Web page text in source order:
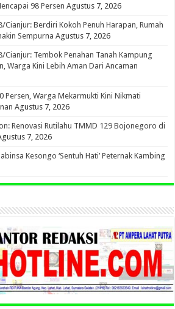
98 Persen Agustus 7, 2026
Cianjur: Berdiri Kokoh Penuh Harapan, Rumah
Sempurna Agustus 7, 2026
Cianjur: Tembok Penahan Tanah Kampung
Warga Kini Lebih Aman Dari Ancaman
Persen, Warga Mekarmukti Kini Nikmati
Agustus 7, 2026
Renovasi Rutilahu TMMD 129 Bojonegoro di
7, 2026
Kesongo ‘Sentuh Hati’ Peternak Kambing